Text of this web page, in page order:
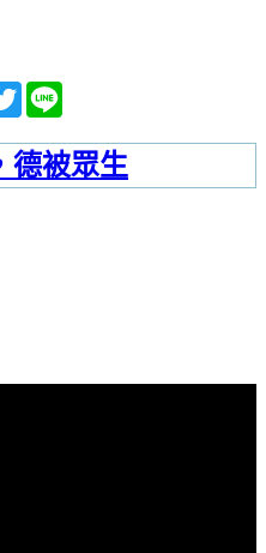
Twitter
被眾生